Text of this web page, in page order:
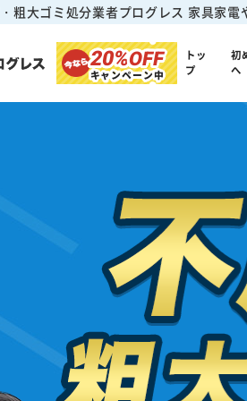
粗大ゴミ処分業者プログレス 家具家電
20%OFF
キャンペーン中
トッ
プ
初
へ